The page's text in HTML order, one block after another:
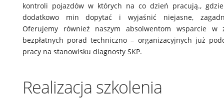
kontroli pojazdów w których na co dzień pracują.,
dodatkowo min dopytać i wyjaśnić niejasne,
Oferujemy również naszym absolwentom wsparcie w
bezpłatnych porad techniczno – organizacyjnych już
pracy na stanowisku diagnosty SKP.
Realizacja szkolenia